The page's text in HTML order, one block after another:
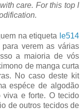
care. For this top I
na etiqueta le514
verem as várias
a maioria de vós
de manga curta
No caso deste kit
espéce de algodão
viva e forte. O tecido
de outros tecidos de